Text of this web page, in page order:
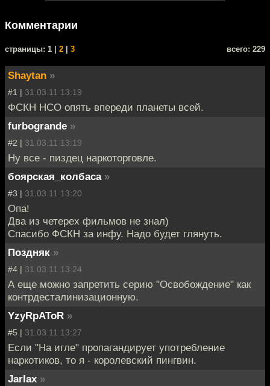
Комментарии
cтраницы: 1 | 2 3 всего: 229
Shaytan »
#1 | 31.03.11 13:19
ФСКН НСО опять впереди планеты всей.
furbogrande »
#2 | 31.03.11 13:19
Ну все - пиздец наркоторговле.
боярская_колбаса »
#3 | 31.03.11 13:20
Опа!
Два из четерех фильмов не знал)
Спасибо ФСКН за инфу. Надо будет глянуть.
Поздняк »
#4 | 31.03.11 13:24
А еще можно запретить серию "Освобождение" как
контрдесталинизационную.
YzyRpAToR »
#5 | 31.03.11 13:27
Если "На игле" пропагандирует употребление
наркотиков, то я - королевский пингвин.
Jarlax »